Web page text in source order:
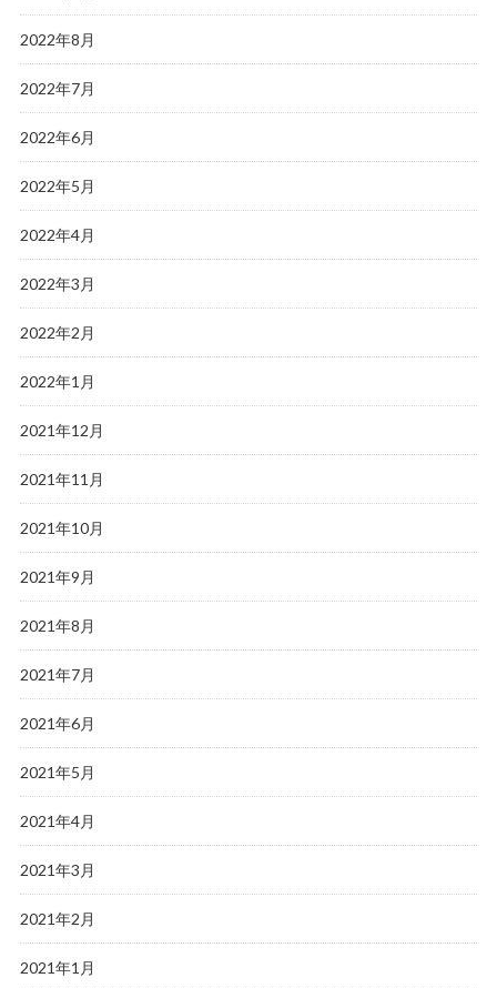
2022年8月
2022年7月
2022年6月
2022年5月
2022年4月
2022年3月
2022年2月
2022年1月
2021年12月
2021年11月
2021年10月
2021年9月
2021年8月
2021年7月
2021年6月
2021年5月
2021年4月
2021年3月
2021年2月
2021年1月